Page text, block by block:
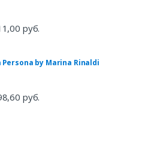
руб.
Persona by Marina Rinaldi
руб.